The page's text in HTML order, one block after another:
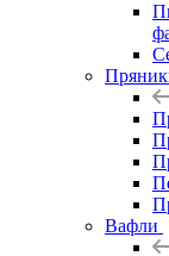
Вафли